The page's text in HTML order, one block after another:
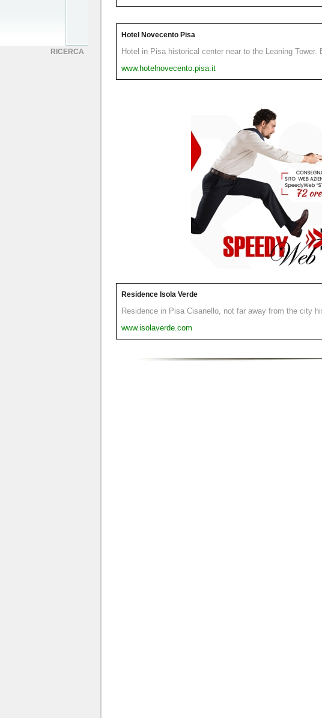
RICERCA
Hotel Novecento Pisa
Hotel in Pisa historical center near to the Leaning
www.hotelnovecento.pisa.it
Residence Isola Verde
Residence in Pisa Cisanello, not far away from the city
www.isolaverde.com